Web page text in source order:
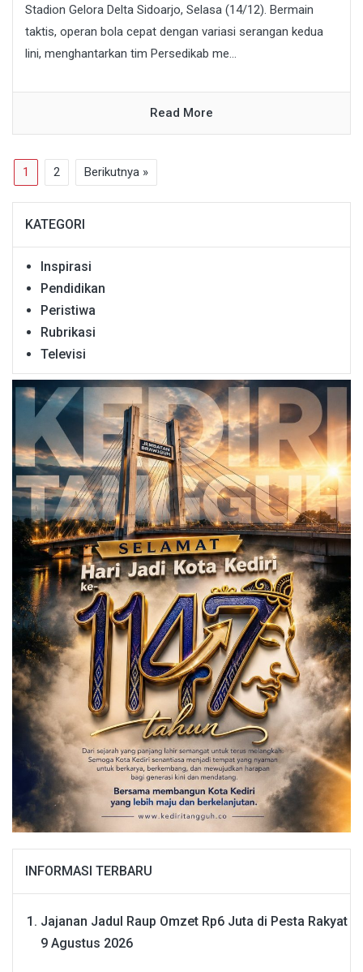
Stadion Gelora Delta Sidoarjo, Selasa (14/12). Bermain
taktis, operan bola cepat dengan variasi serangan kedua
lini, menghantarkan tim Persedikab me...
Read More
1 2 Berikutnya »
KATEGORI
Inspirasi
Pendidikan
Peristiwa
Rubrikasi
Televisi
INFORMASI TERBARU
Jajanan Jadul Raup Omzet Rp6 Juta di Pesta Rakyat
9 Agustus 2026